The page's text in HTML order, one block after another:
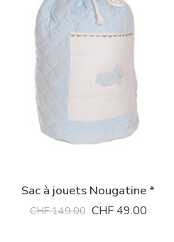
Sac à jouets Nougatine *
CHF149.00 CHF49.00